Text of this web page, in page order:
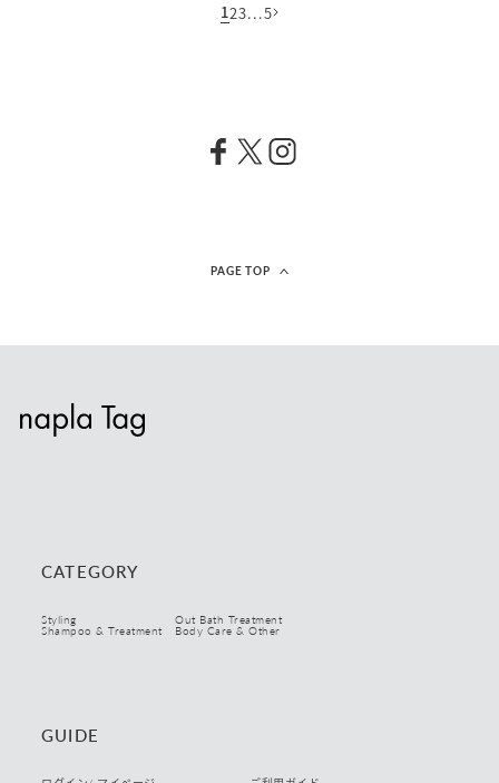
123...5
PAGE TOP
CATEGORY
Styling Out Bath Treatment
Shampoo & Treatment Body Care & Other
GUIDE